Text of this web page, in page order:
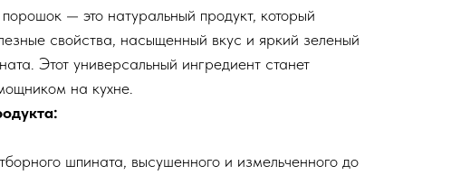
— это натуральный продукт, который
свойства, насыщенный вкус и яркий зеленый
Этот универсальный ингредиент станет
на кухне.
шпината, высушенного и измельченного до